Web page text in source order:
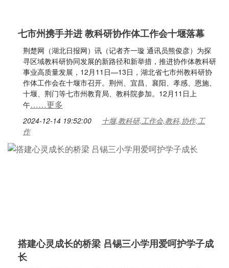
七市州携手并进 教科研协作体工作会十堰落幕
荆楚网（湖北日报网）讯（记者齐一璇 通讯员熊俊彦）为探
寻区域教科研协同发展的新路径和新举措，推进协作体教科研
事业高质量发展，12月11日—13日，湖北省七市州教科研协
作体工作会在十堰市召开。荆州、宜昌、襄阳、孝感、恩施、
十堰、荆门等七市州教育局、教科院参加。12月11日上
午……更多
2024-12-14 19:52:00
十堰,教科研,工作会,教科,协作,工
作
搭建心灵成长的桥梁 吕锡三小学用爱呵护学子成
长